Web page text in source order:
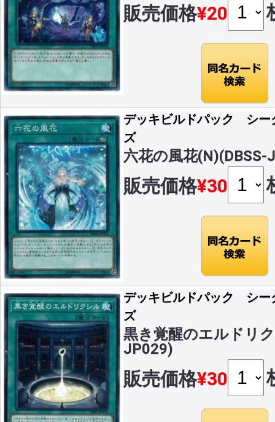
販売価格¥20
デッキビルドパック シー
ズ
六花の風花(N)(DBSS-
販売価格¥30
デッキビルドパック シー
ズ
黒き覚醒のエルドリ
JP029)
販売価格¥30